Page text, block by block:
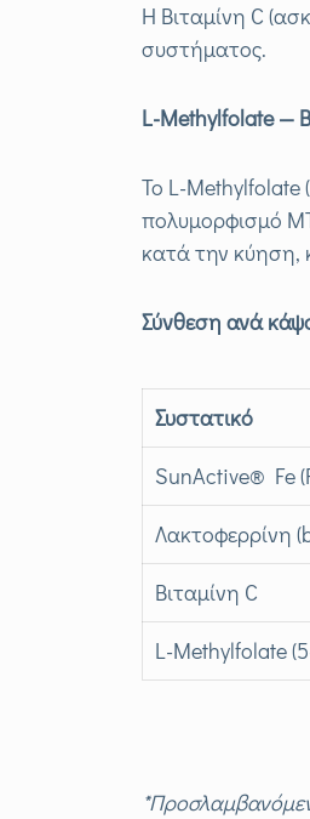
Η Βιταμίνη C
συστήματος.
L-Methylfolate—
Το L-Methylfolate
πολυμορφισμό
κατά την κύηση,
Σύνθεση ανά
Συστατικό
SunActive® Fe
Λακτοφερρίνη
Βιταμίνη C
L-Methylfolate